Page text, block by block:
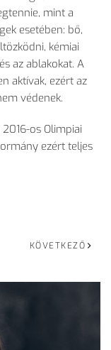
mint a
esetében: bő,
kémiai
az ablakokat. A
aktívak, ezért az
védenek.
os Olimpiai
ezért teljes
KÖVETKEZŐ